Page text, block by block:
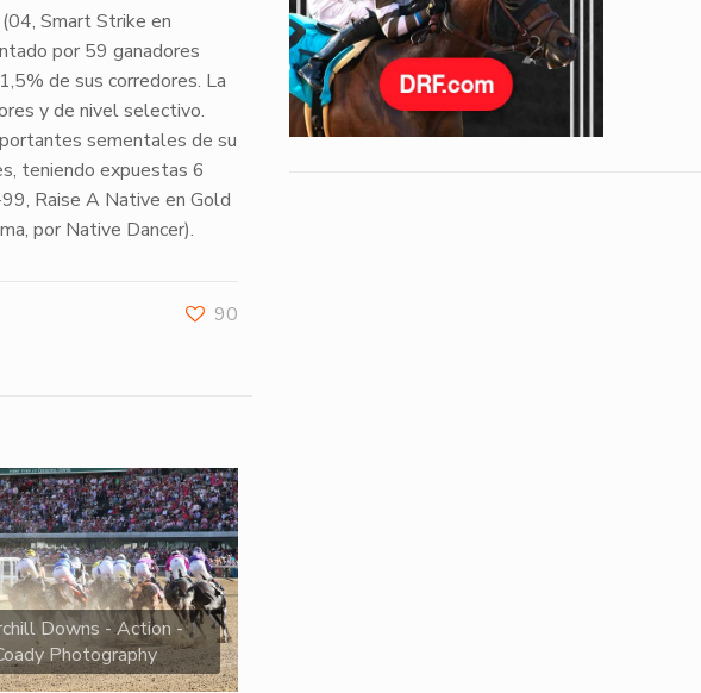
(04, Smart Strike en
por 59 ganadores
de sus corredores. La
y de nivel selectivo.
sementales de su
teniendo expuestas 6
Raise A Native en Gold
por Native Dancer).
90
Downs - Action -
Photography